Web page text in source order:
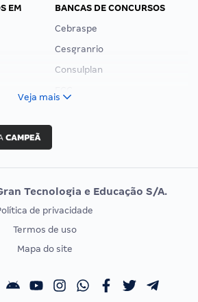
EM
BANCAS DE CONCURSOS
Cebraspe
Cesgranrio
Consulplan
Vunesp
EXAME DE ORDEM
Calendário OAB
Veja mais
Tecnologia e Educação S/A.
de privacidade
Termos de uso
Mapa do site